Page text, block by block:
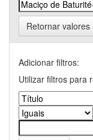
Retornar valores
Adicionar filtros:
Utilizar filtros para